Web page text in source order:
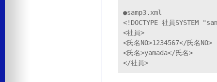
●samp3.xml
<!DOCTYPE 社員SYSTEM
<社員>
<氏名NO>1234567</氏名NO>
<氏名>yamada</氏名>
</社員>